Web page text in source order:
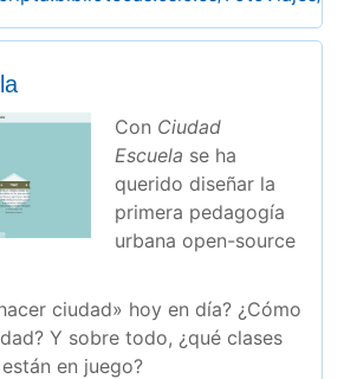
Con Ciudad
Escuela se ha
querido diseñar la
primera pedagogía
urbana open-source
ciudad» hoy en día? ¿Cómo
Y sobre todo, ¿qué clases
en juego?